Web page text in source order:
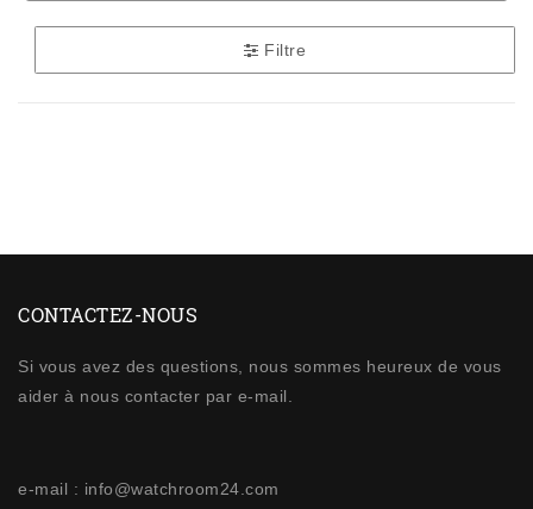
Filtre
CONTACTEZ-NOUS
Si vous avez des questions, nous sommes heureux de vous
aider à nous contacter par e-mail.
e-mail : info@watchroom24.com